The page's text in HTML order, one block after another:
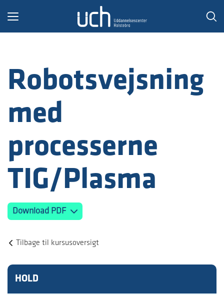
Toggle
Robotsvejsning
med
processerne
TIG/Plasma
Download PDF
Tilbage til kursusoversigt
HOLD